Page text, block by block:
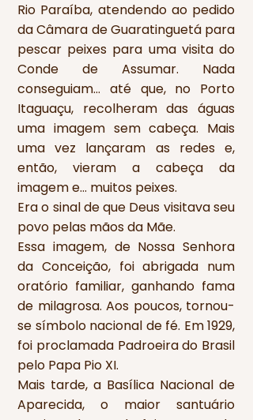
Rio Paraíba, atendendo ao pedido
da Câmara de Guaratinguetá para
pescar peixes para uma visita do
Conde de Assumar. Nada
conseguiam… até que, no Porto
Itaguaçu, recolheram das águas
uma imagem sem cabeça. Mais
uma vez lançaram as redes e,
então, vieram a cabeça da
imagem e… muitos peixes.
Era o sinal de que Deus visitava seu
povo pelas mãos da Mãe.
Essa imagem, de Nossa Senhora
da Conceição, foi abrigada num
oratório familiar, ganhando fama
de milagrosa. Aos poucos, tornou-
se símbolo nacional de fé. Em 1929,
foi proclamada Padroeira do Brasil
pelo Papa Pio XI.
Mais tarde, a Basílica Nacional de
Aparecida, o maior santuário